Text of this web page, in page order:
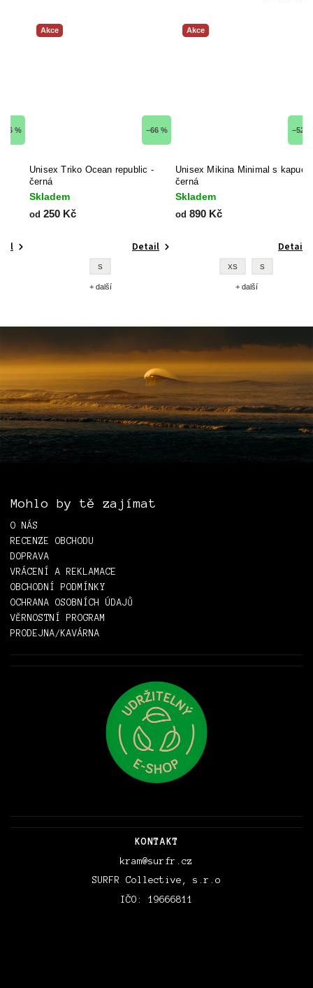
Akce
–66 %
Unisex Triko Ocean republic -
černá
Skladem
250 Kč
Detail
+ další
Akce
–52 %
Unisex Mikina Minimal s kapucí
černá
Skladem
890 Kč
Detail
+ další
Mohlo by tě zajímat
O NÁS
RECENZE OBCHODU
DOPRAVA
VRÁCENÍ A REKLAMACE
OBCHODNÍ PODMÍNKY
OCHRANA OSOBNÍCH ÚDAJŮ
VĚRNOSTNÍ PROGRAM
PRODEJNA/KAVÁRNA
KONTAKT
kram@surfr.cz
SURFR Collective, s.r.o
IČO: 19666811